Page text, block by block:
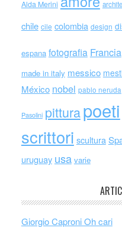
Alda Merini
chile cile colombia design
espana fotografia Francia
made in italy messico
México nobel pablo neruda
Pasolini pitturapoeti
scrittori scultura
uruguay usa varie
Giorgio Caproni Oh cari